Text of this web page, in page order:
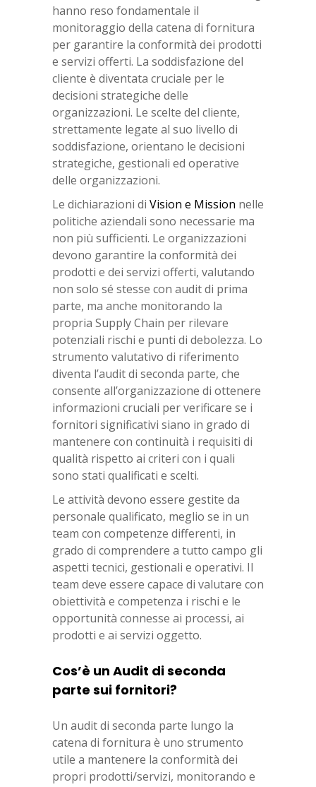
hanno reso fondamentale il
monitoraggio della catena di fornitura
per garantire la conformità dei prodotti
e servizi offerti. La soddisfazione del
cliente è diventata cruciale per le
decisioni strategiche delle
organizzazioni. Le scelte del cliente,
strettamente legate al suo livello di
soddisfazione, orientano le decisioni
strategiche, gestionali ed operative
delle organizzazioni.
Le dichiarazioni di Vision e Mission nelle
politiche aziendali sono necessarie ma
non più sufficienti. Le organizzazioni
devono garantire la conformità dei
prodotti e dei servizi offerti, valutando
non solo sé stesse con audit di prima
parte, ma anche monitorando la
propria Supply Chain per rilevare
potenziali rischi e punti di debolezza. Lo
strumento valutativo di riferimento
diventa l’audit di seconda parte, che
consente all’organizzazione di ottenere
informazioni cruciali per verificare se i
fornitori significativi siano in grado di
mantenere con continuità i requisiti di
qualità rispetto ai criteri con i quali
sono stati qualificati e scelti.
Le attività devono essere gestite da
personale qualificato, meglio se in un
team con competenze differenti, in
grado di comprendere a tutto campo gli
aspetti tecnici, gestionali e operativi. Il
team deve essere capace di valutare con
obiettività e competenza i rischi e le
opportunità connesse ai processi, ai
prodotti e ai servizi oggetto.
Cos’è un Audit di seconda
parte sui fornitori?
Un audit di seconda parte lungo la
catena di fornitura è uno strumento
utile a mantenere la conformità dei
propri prodotti/servizi, monitorando e